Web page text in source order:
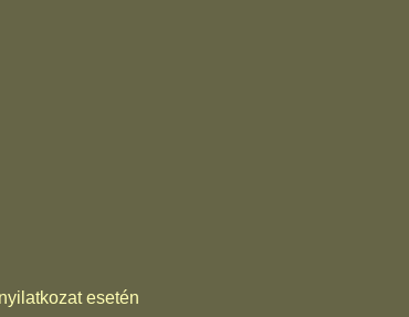
esetén